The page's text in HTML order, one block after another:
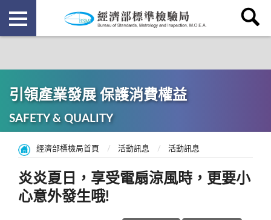
引領產業發展 保護消費權益
SAFETY & QUALITY
經濟部標檢局首頁 活動訊息 活動訊息
炎炎夏日，享受電扇涼風時，更要小
心意外發生哦!